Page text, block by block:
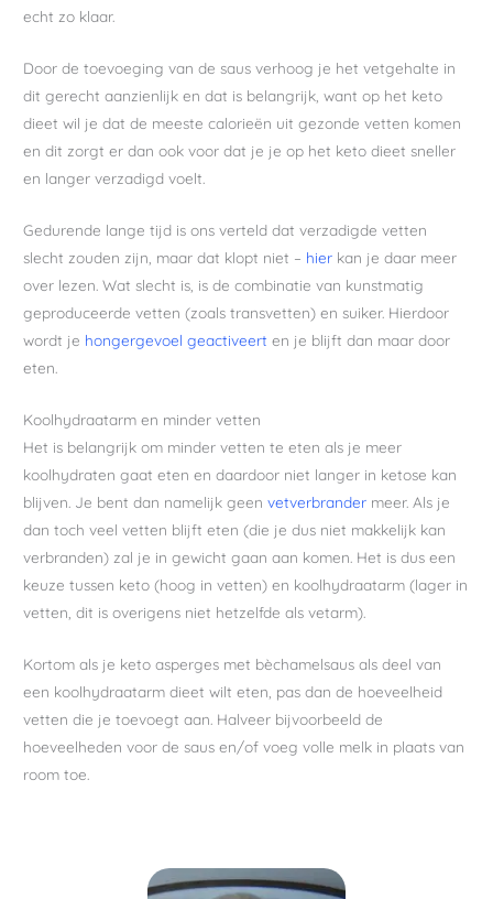
echt zo klaar.
Door de toevoeging van de saus verhoog je het vetgehalte in
dit gerecht aanzienlijk en dat is belangrijk, want op het keto
dieet wil je dat de meeste calorieën uit gezonde vetten komen
en dit zorgt er dan ook voor dat je je op het keto dieet sneller
en langer verzadigd voelt.
Gedurende lange tijd is ons verteld dat verzadigde vetten
slecht zouden zijn, maar dat klopt niet – hier kan je daar meer
over lezen. Wat slecht is, is de combinatie van kunstmatig
geproduceerde vetten (zoals transvetten) en suiker. Hierdoor
wordt je hongergevoel geactiveert en je blijft dan maar door
eten.
Koolhydraatarm en minder vetten
Het is belangrijk om minder vetten te eten als je meer
koolhydraten gaat eten en daardoor niet langer in ketose kan
blijven. Je bent dan namelijk geenvetverbrander meer. Als je
dan toch veel vetten blijft eten (die je dus niet makkelijk kan
verbranden) zal je in gewicht gaan aan komen. Het is dus een
keuze tussen keto (hoog in vetten) en koolhydraatarm (lager in
vetten, dit is overigens niet hetzelfde als vetarm).
Kortom als je keto asperges met bèchamelsaus als deel van
een koolhydraatarm dieet wilt eten, pas dan de hoeveelheid
vetten die je toevoegt aan. Halveer bijvoorbeeld de
hoeveelheden voor de saus en/of voeg volle melk in plaats van
room toe.